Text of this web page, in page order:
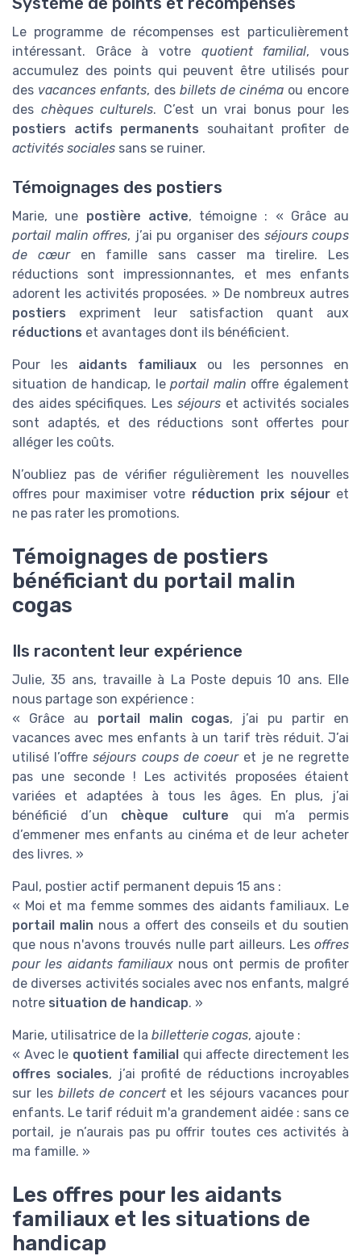
Le programme de récompenses est particulièrement
intéressant. Grâce à votre quotient familial, vous
accumulez des points qui peuvent être utilisés pour
des vacances enfants, des billets de cinéma ou encore
des chèques culturels. C’est un vrai bonus pour les
postiers actifs permanents souhaitant profiter de
activités sociales sans se ruiner.
Témoignages des postiers
Marie, une postière active, témoigne : « Grâce au
portail malin offres, j’ai pu organiser des séjours coups
de cœuren famille sans casser ma tirelire. Les
réductions sont impressionnantes, et mes enfants
adorent les activités proposées. » De nombreux autres
postiers expriment leur satisfaction quant aux
réductions et avantages dont ils bénéficient.
Pour les aidants familiaux ou les personnes en
situation de handicap, leportail malin offre également
des aides spécifiques. Les séjourset activités sociales
sont adaptés, et des réductions sont offertes pour
alléger les coûts.
N’oubliez pas de vérifier régulièrement les nouvelles
offres pour maximiser votre réduction prix séjouret
ne pas rater les promotions.
Témoignages de postiers
bénéficiant du portail malin
cogas
Ils racontent leur expérience
Julie, 35 ans, travaille à La Poste depuis 10 ans. Elle
nous partage son expérience :
« Grâce au portail malin cogas, j’ai pu partir en
vacances avec mes enfants à un tarif très réduit. J’ai
utilisé l’offreséjours coups de coeuret je ne regrette
pas une seconde ! Les activités proposées étaient
variées et adaptées à tous les âges. En plus, j’ai
bénéficié d’un chèque culture qui m’a permis
d’emmener mes enfants au cinéma et de leur acheter
des livres. »
Paul, postier actif permanent depuis 15 ans :
« Moi et ma femme sommes des aidants familiaux. Le
portail malin nous a offert des conseils et du soutien
que nous n'avons trouvés nulle part ailleurs. Les offres
pour les aidants familiauxnous ont permis de profiter
de diverses activités sociales avec nos enfants, malgré
notre situation de handicap. »
Marie, utilisatrice de la billetterie cogas, ajoute :
« Avec le quotient familial qui affecte directement les
offres sociales, j’ai profité de réductions incroyables
sur les billets de concertet les séjours vacances pour
enfants. Le tarif réduit m'a grandement aidée : sans ce
portail, je n’aurais pas pu offrir toutes ces activités à
ma famille. »
Les offres pour les aidants
familiaux et les situations de
handicap